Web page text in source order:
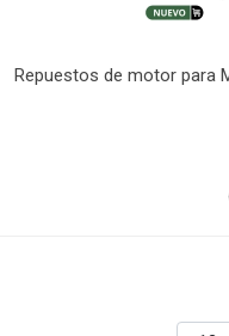
Repuestos de motor para